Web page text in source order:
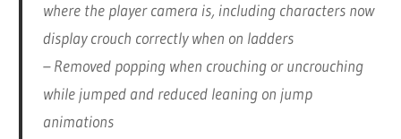
where the player camera is, including characters now
display crouch correctly when on ladders
– Removed popping when crouching or uncrouching
while jumped and reduced leaning on jump
animations